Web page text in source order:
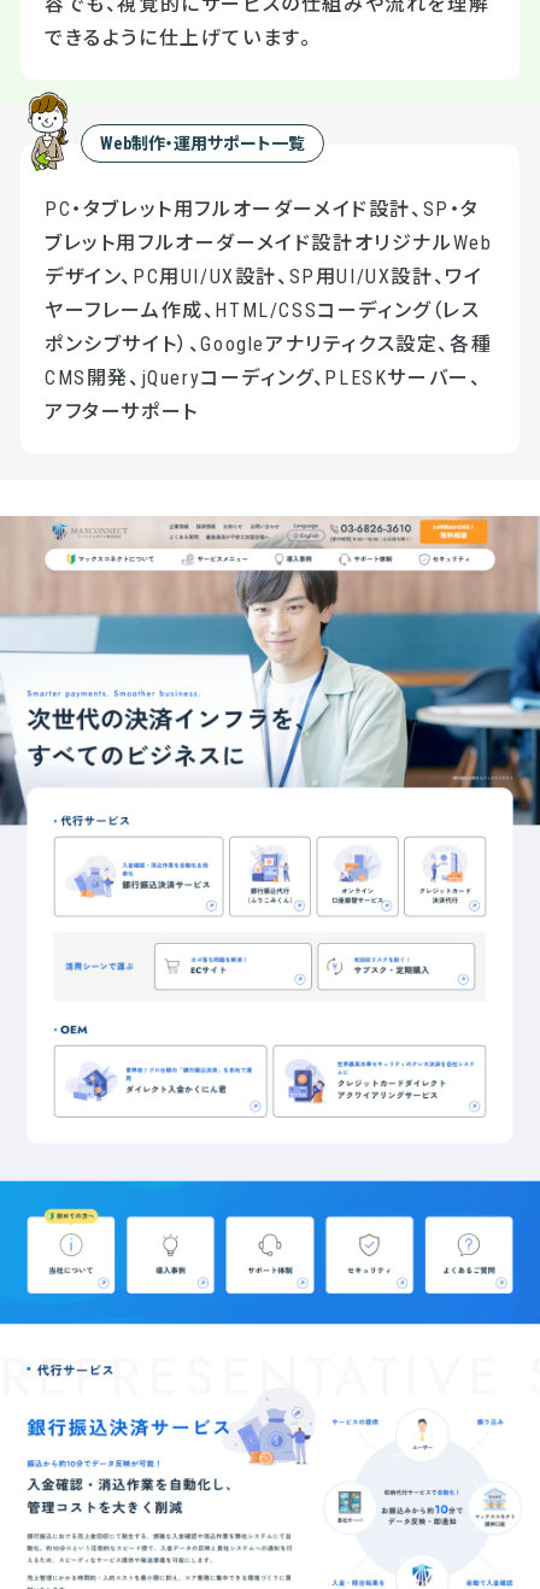
できるように仕上げています。
Web制作・運用サポート一覧
PC・タブレット用フルオーダーメイド設計、SP・タ
ブレット用フルオーダーメイド設計オリジナルWeb
デザイン、PC用UI/UX設計、SP用UI/UX設計、ワイ
ヤーフレーム作成、HTML/CSSコーディング（レス
ポンシブサイト）、Googleアナリティクス設定、各種
CMS開発、jQueryコーディング、PLESKサーバー、
アフターサポート